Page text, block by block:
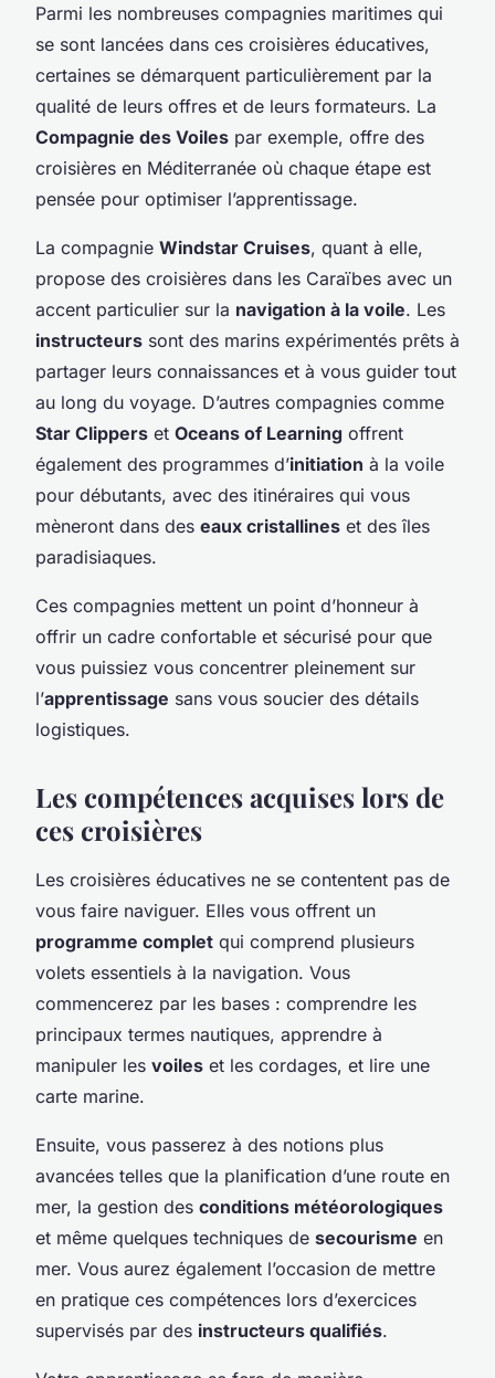
Parmi les nombreuses compagnies maritimes qui
se sont lancées dans ces croisières éducatives,
certaines se démarquent particulièrement par la
qualité de leurs offres et de leurs formateurs. La
Compagnie des Voiles par exemple, offre des
croisières en Méditerranée où chaque étape est
pensée pour optimiser l’apprentissage.
La compagnie Windstar Cruises, quant à elle,
propose des croisières dans les Caraïbes avec un
accent particulier sur la navigation à la voile. Les
instructeurs sont des marins expérimentés prêts à
partager leurs connaissances et à vous guider tout
au long du voyage. D’autres compagnies comme
Star Clippers et Oceans of Learning offrent
également des programmes d’initiation à la voile
pour débutants, avec des itinéraires qui vous
mèneront dans des eaux cristallines et des îles
paradisiaques.
Ces compagnies mettent un point d’honneur à
offrir un cadre confortable et sécurisé pour que
vous puissiez vous concentrer pleinement sur
l’apprentissage sans vous soucier des détails
logistiques.
Les compétences acquises lors de
ces croisières
Les croisières éducatives ne se contentent pas de
vous faire naviguer. Elles vous offrent un
programme complet qui comprend plusieurs
volets essentiels à la navigation. Vous
commencerez par les bases : comprendre les
principaux termes nautiques, apprendre à
manipuler les voiles et les cordages, et lire une
carte marine.
Ensuite, vous passerez à des notions plus
avancées telles que la planification d’une route en
mer, la gestion des conditions météorologiques
et même quelques techniques de secourisme en
mer. Vous aurez également l’occasion de mettre
en pratique ces compétences lors d’exercices
supervisés par des instructeurs qualifiés.